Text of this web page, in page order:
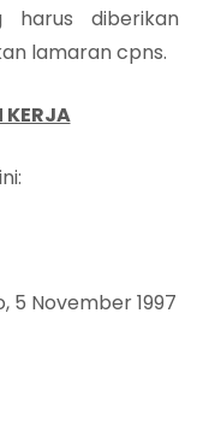
harus diberikan
lamaran cpns.
KERJA
5 November 1997